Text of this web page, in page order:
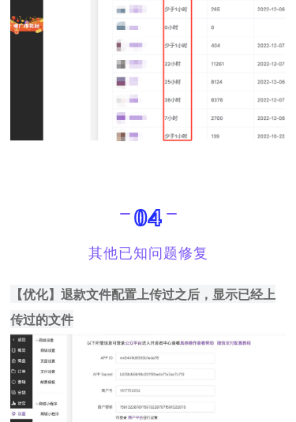
04
其他已知问题修复
【优化】 退款文件配置上传过之后，显示已经上
传过的文件